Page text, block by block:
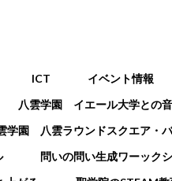
ICT イベント情報
八雲学園 イエール大学との
学園 八雲ラウンドスクエア・
問いの問い生成ワーック